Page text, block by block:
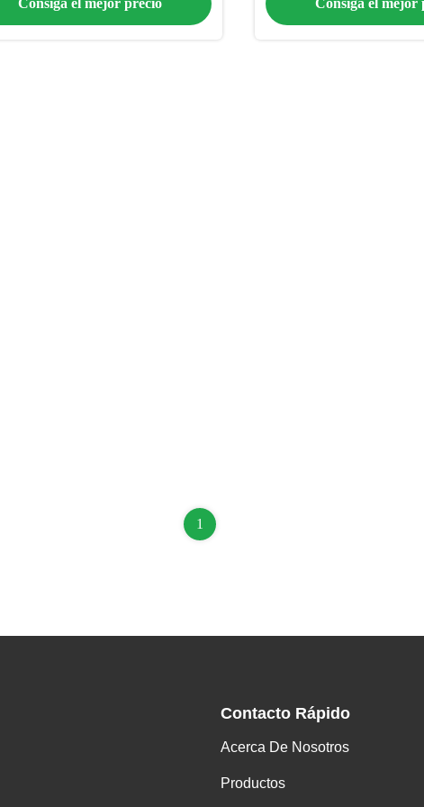
Consiga el mejor precio
Consiga el mejor
1
Contacto Rápido
Acerca De Nosotros
Productos